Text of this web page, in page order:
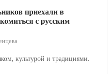
приехали в
с русским
культурой и традициями.